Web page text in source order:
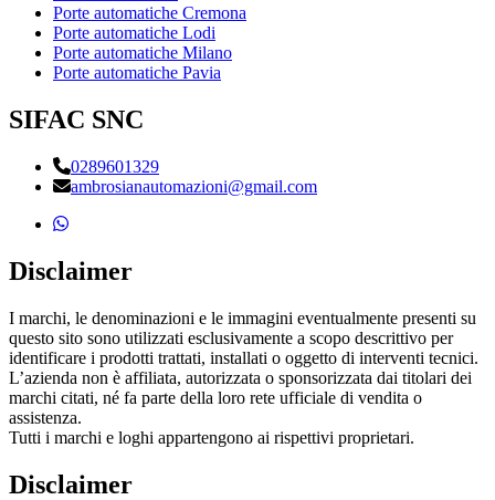
Porte automatiche Cremona
Porte automatiche Lodi
Porte automatiche Milano
Porte automatiche Pavia
SIFAC SNC
0289601329
ambrosianautomazioni@gmail.com
Disclaimer
I marchi, le denominazioni e le immagini eventualmente presenti su
questo sito sono utilizzati esclusivamente a scopo descrittivo per
identificare i prodotti trattati, installati o oggetto di interventi tecnici.
L’azienda non è affiliata, autorizzata o sponsorizzata dai titolari dei
marchi citati, né fa parte della loro rete ufficiale di vendita o
assistenza.
Tutti i marchi e loghi appartengono ai rispettivi proprietari.
Disclaimer